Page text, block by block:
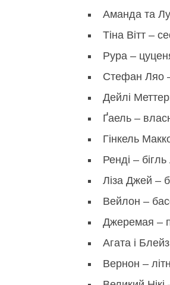
Аманда та Лу
Тіна Вітт –
Рура –
Стефан Ляо
Дейлі
Ґаель –
Гінкель
Ренді –
Ліза Джей –
Вейлон –
Джеремая –
Агата і
Вернон –